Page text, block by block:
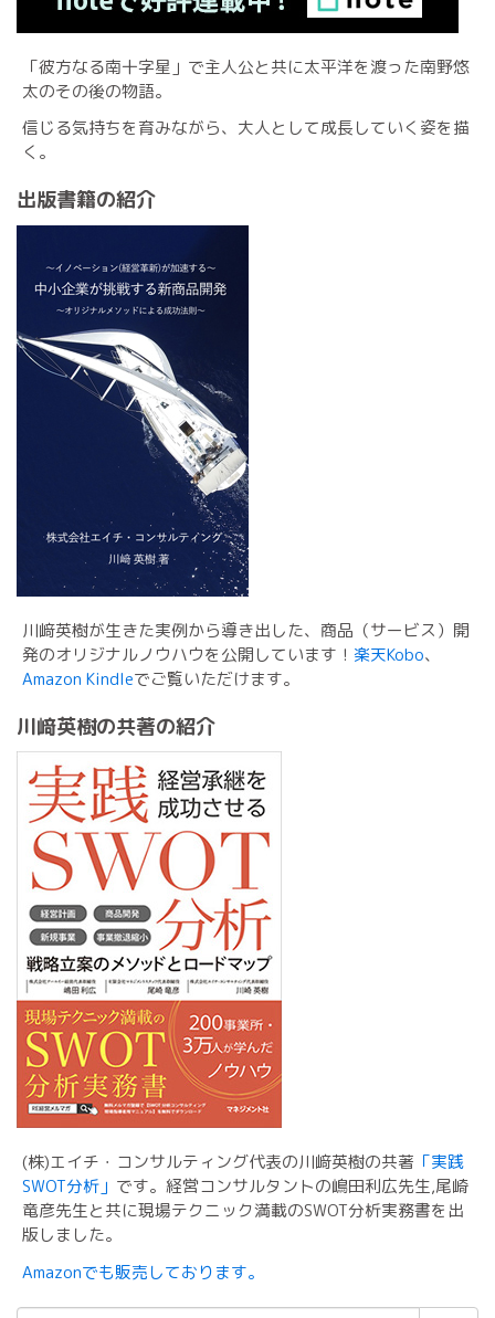
「彼方なる南十字星」で主人公と共に太平洋を渡った南野悠
太のその後の物語。
信じる気持ちを育みながら、大人として成長していく姿を描
く。
出版書籍の紹介
川﨑英樹が生きた実例から導き出した、商品（サービス）開
発のオリジナルノウハウを公開しています！ 楽天Kobo、
Amazon Kindleでご覧いただけます。
川﨑英樹の共著の紹介
(株)エイチ・コンサルティング代表の川﨑英樹の共著 「実践
SWOT分析」 です。経営コンサルタントの嶋田利広先生,尾崎
竜彦先生と共に現場テクニック満載のSWOT分析実務書を出
版しました。
Amazonでも販売しております。